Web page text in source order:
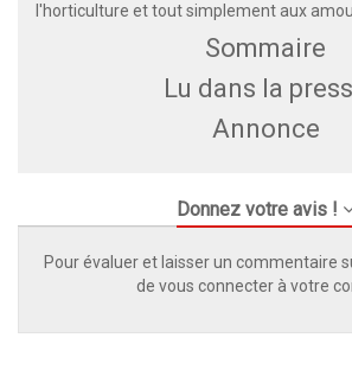
l'horticulture et tout simplement aux
Sommaire
Lu dans la
Annonce
Donnez votre avis !
Pour évaluer et laisser un commentaire
de vous connecter à votre